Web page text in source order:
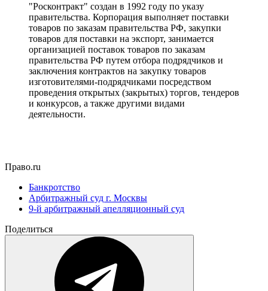
"Росконтракт" создан в 1992 году по указу
правительства. Корпорация выполняет поставки
товаров по заказам правительства РФ, закупки
товаров для поставки на экспорт, занимается
организацией поставок товаров по заказам
правительства РФ путем отбора подрядчиков и
заключения контрактов на закупку товаров
изготовителями-подрядчиками посредством
проведения открытых (закрытых) торгов, тендеров
и конкурсов, а также другими видами
деятельности.
Право.ru
Банкротство
Арбитражный суд г. Москвы
9-й арбитражный апелляционный суд
Поделиться